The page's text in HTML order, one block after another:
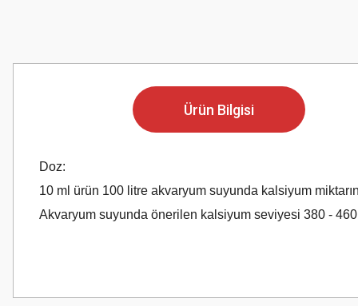
Ürün Bilgisi
Doz:
10 ml ürün 100 litre akvaryum suyunda kalsiyum
Akvaryum suyunda önerilen kalsiyum seviyesi 380 - 460
Görüş ve önerileriniz için teşekkür ederiz.